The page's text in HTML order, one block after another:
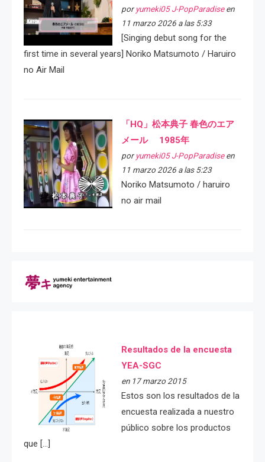
por yumeki05 J-PopParadiseen
11 marzo 2026 a las 5:33
[Singing debut song for the
first time in several years] Noriko Matsumoto / Haruiro
no Air Mail
「HQ」松本典子 春色のエア
メール 1985年
por yumeki05 J-PopParadiseen
11 marzo 2026 a las 5:23
Noriko Matsumoto / haruiro
no air mail
Resultados de la encuesta
YEA-SGC
en 17 marzo 2015
Estos son los resultados de la
encuesta realizada a nuestro
público sobre los productos
que […]